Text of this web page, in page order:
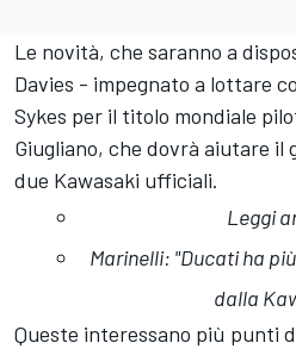
Le novità, che saranno a
Davies - impegnato a lottare
Sykes per il titolo mondiale
Giugliano, che dovrà aiutare il
due Kawasaki ufficiali.
Leggi
Marinelli: "Ducati ha
dalla
Queste interessano più punti